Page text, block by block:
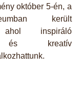
október 5-én, a
került
ahol inspiráló
és kreatív